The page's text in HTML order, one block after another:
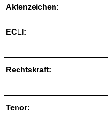
Aktenzeichen:
ECLI:
Rechtskraft:
Tenor: